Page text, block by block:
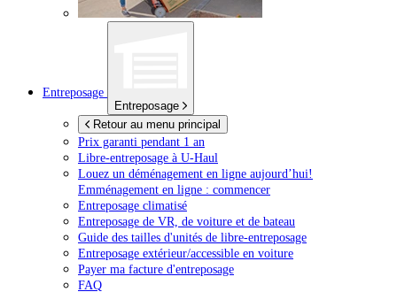
Entreposage
Entreposage
Retour au menu principal
Prix garanti pendant 1 an
Libre-entreposage à U-Haul
Louez un déménagement en ligne aujourd’hui!
Emménagement en ligne : commencer
Entreposage climatisé
Entreposage de VR, de voiture et de bateau
Guide des tailles d'unités de libre-entreposage
Entreposage extérieur/accessible en voiture
Payer ma facture d'entreposage
FAQ